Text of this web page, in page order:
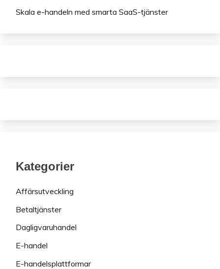
Skala e-handeln med smarta SaaS-tjänster
Kategorier
Affärsutveckling
Betaltjänster
Dagligvaruhandel
E-handel
E-handelsplattformar